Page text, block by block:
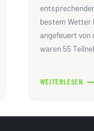
bestem Wetter
angefeuert von
waren 55
WEITERLESEN
29.